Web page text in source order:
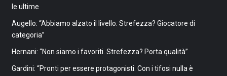
le ultime
Augello: “Abbiamo alzato il livello. Strefezza? Giocatore di
categoria”
Hernani: “Non siamo i favoriti. Strefezza? Porta qualità”
Gardini: “Pronti per essere protagonisti. Con i tifosi nulla è